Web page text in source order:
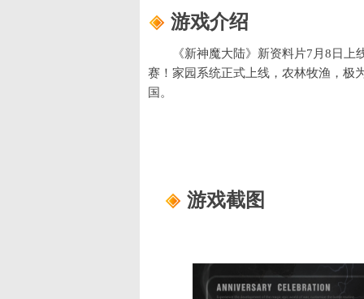
游戏介绍
《新神魔大陆》新资料片7月8日
赛！家园系统正式上线，农林牧渔，极
国。
游戏截图